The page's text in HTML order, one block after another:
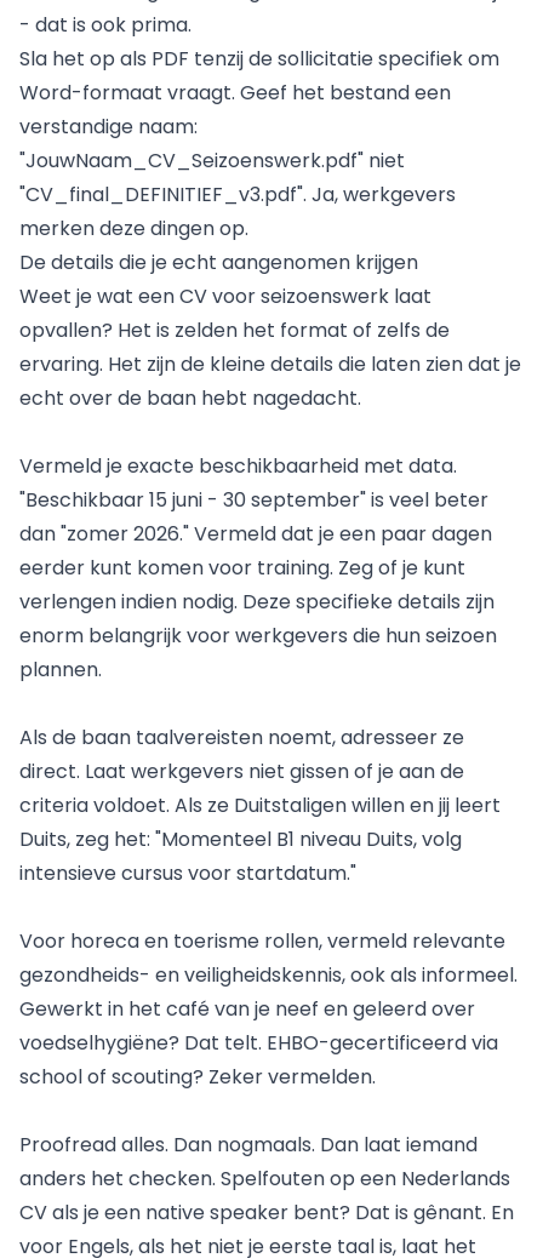
- dat is ook prima.
Sla het op als PDF tenzij de sollicitatie specifiek om
Word-formaat vraagt. Geef het bestand een
verstandige naam:
"JouwNaam_CV_Seizoenswerk.pdf" niet
"CV_final_DEFINITIEF_v3.pdf". Ja, werkgevers
merken deze dingen op.
De details die je echt aangenomen krijgen
Weet je wat een CV voor seizoenswerk laat
opvallen? Het is zelden het format of zelfs de
ervaring. Het zijn de kleine details die laten zien dat je
echt over de baan hebt nagedacht.
Vermeld je exacte beschikbaarheid met data.
"Beschikbaar 15 juni - 30 september" is veel beter
dan "zomer 2026." Vermeld dat je een paar dagen
eerder kunt komen voor training. Zeg of je kunt
verlengen indien nodig. Deze specifieke details zijn
enorm belangrijk voor werkgevers die hun seizoen
plannen.
Als de baan taalvereisten noemt, adresseer ze
direct. Laat werkgevers niet gissen of je aan de
criteria voldoet. Als ze Duitstaligen willen en jij leert
Duits, zeg het: "Momenteel B1 niveau Duits, volg
intensieve cursus voor startdatum."
Voor horeca en toerisme rollen, vermeld relevante
gezondheids- en veiligheidskennis, ook als informeel.
Gewerkt in het café van je neef en geleerd over
voedselhygiëne? Dat telt. EHBO-gecertificeerd via
school of scouting? Zeker vermelden.
Proofread alles. Dan nogmaals. Dan laat iemand
anders het checken. Spelfouten op een Nederlands
CV als je een native speaker bent? Dat is gênant. En
voor Engels, als het niet je eerste taal is, laat het